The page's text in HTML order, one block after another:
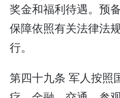
奖金和福利待遇。预
保障依照有关法律法
行。
第四十九条 军人按照